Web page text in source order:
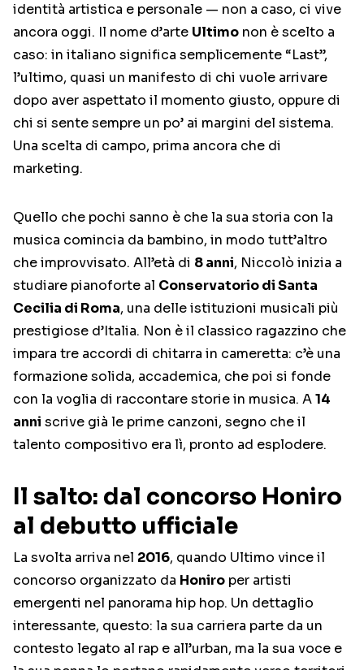
identità artistica e personale — non a caso, ci vive
ancora oggi. Il nome d’arte Ultimo non è scelto a
caso: in italiano significa semplicemente “Last”,
l’ultimo, quasi un manifesto di chi vuole arrivare
dopo aver aspettato il momento giusto, oppure di
chi si sente sempre un po’ ai margini del sistema.
Una scelta di campo, prima ancora che di
marketing.
Quello che pochi sanno è che la sua storia con la
musica comincia da bambino, in modo tutt’altro
che improvvisato. All’età di 8 anni, Niccolò inizia a
studiare pianoforte al Conservatorio di Santa
Cecilia di Roma, una delle istituzioni musicali più
prestigiose d’Italia. Non è il classico ragazzino che
impara tre accordi di chitarra in cameretta: c’è una
formazione solida, accademica, che poi si fonde
con la voglia di raccontare storie in musica. A14
anni scrive già le prime canzoni, segno che il
talento compositivo era lì, pronto ad esplodere.
Il salto: dal concorso Honiro
al debutto ufficiale
La svolta arriva nel 2016, quando Ultimo vince il
concorso organizzato da Honiro per artisti
emergenti nel panorama hip hop. Un dettaglio
interessante, questo: la sua carriera parte da un
contesto legato al rap e all’urban, ma la sua voce e